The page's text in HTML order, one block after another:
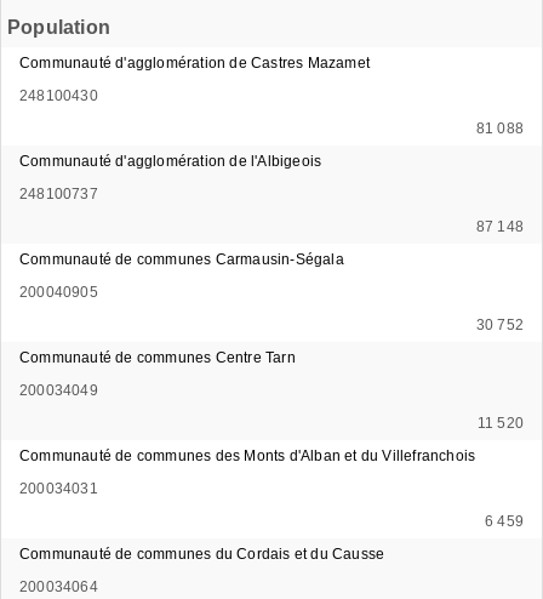
Population
Communauté d'agglomération de Castres Mazamet
248100430
81 088
Communauté d'agglomération de l'Albigeois
248100737
87 148
Communauté de communes Carmausin-Ségala
200040905
30 752
Communauté de communes Centre Tarn
200034049
11 520
Communauté de communes des Monts d'Alban et du Villefranchois
200034031
6 459
Communauté de communes du Cordais et du Causse
200034064